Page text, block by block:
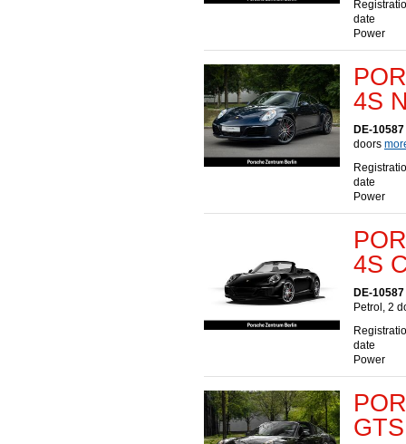
date
Power
4S
DE-
doors
date
Power
4S
DE-
Petrol, 2
date
Power